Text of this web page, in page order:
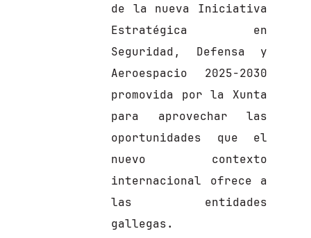
de la nueva Iniciativa
Estratégica en
Seguridad, Defensa y
Aeroespacio 2025-2030
promovida por la Xunta
para aprovechar las
oportunidades que el
nuevo contexto
internacional ofrece a
las entidades
gallegas.